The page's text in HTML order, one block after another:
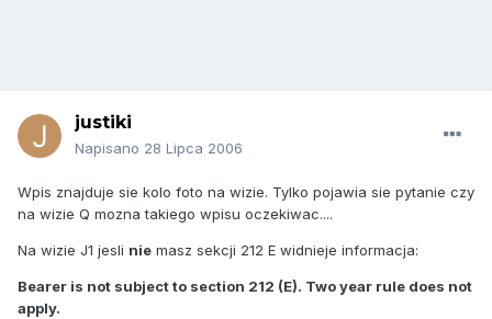
justiki
Napisano 28 Lipca 2006
Wpis znajduje sie kolo foto na wizie. Tylko pojawia sie pytanie czy
na wizie Q mozna takiego wpisu oczekiwac....
Na wizie J1 jesli nie masz sekcji 212 E widnieje informacja:
Bearer is not subject to section 212 (E). Two year rule does not
apply.